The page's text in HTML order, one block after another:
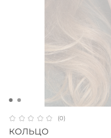
(0)
КОЛЬЦО